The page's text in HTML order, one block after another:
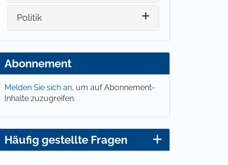
Politik
Abonnement
Melden Sie sich an, um auf Abonnement-
Inhalte zuzugreifen.
Häufig gestellte Fragen